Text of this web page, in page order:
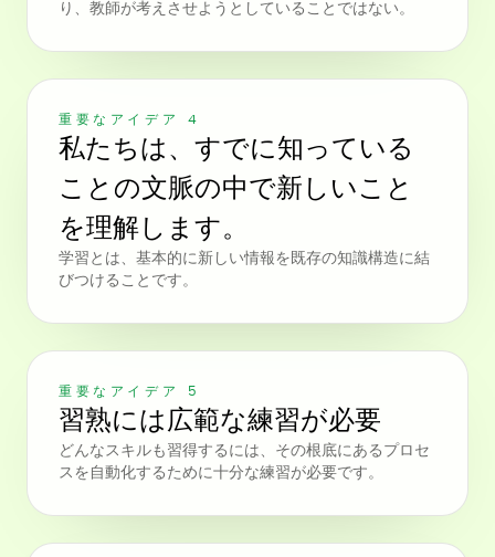
り、教師が考えさせようとしていることではない。
重要なアイデア 4
私たちは、すでに知っている
ことの文脈の中で新しいこと
を理解します。
学習とは、基本的に新しい情報を既存の知識構造に結
びつけることです。
重要なアイデア 5
習熟には広範な練習が必要
どんなスキルも習得するには、その根底にあるプロセ
スを自動化するために十分な練習が必要です。